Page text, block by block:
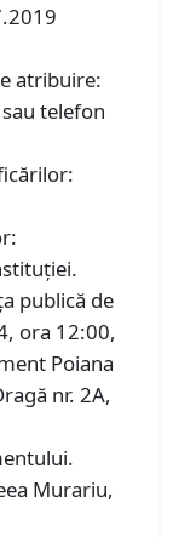
atribuire:
telefon
publică de
ora 12:00,
Poiana
nr. 2A,
Murariu,